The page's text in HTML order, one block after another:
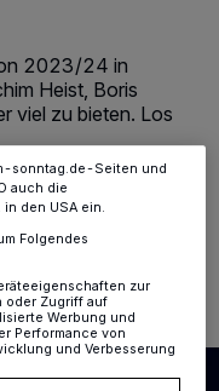
2023/24 in
Heist, Boris
viel zu bieten. Los
Lesezeit
manche Inhalte und
Einstellungen zu
Sie auf den Link
der Webseite klicken.
Website. Weitere
sonntag.de-Seiten und
auch die
in den USA ein.
Folgendes
zur
oder Zugriff auf
Werbung und
Performance von
und Verbesserung